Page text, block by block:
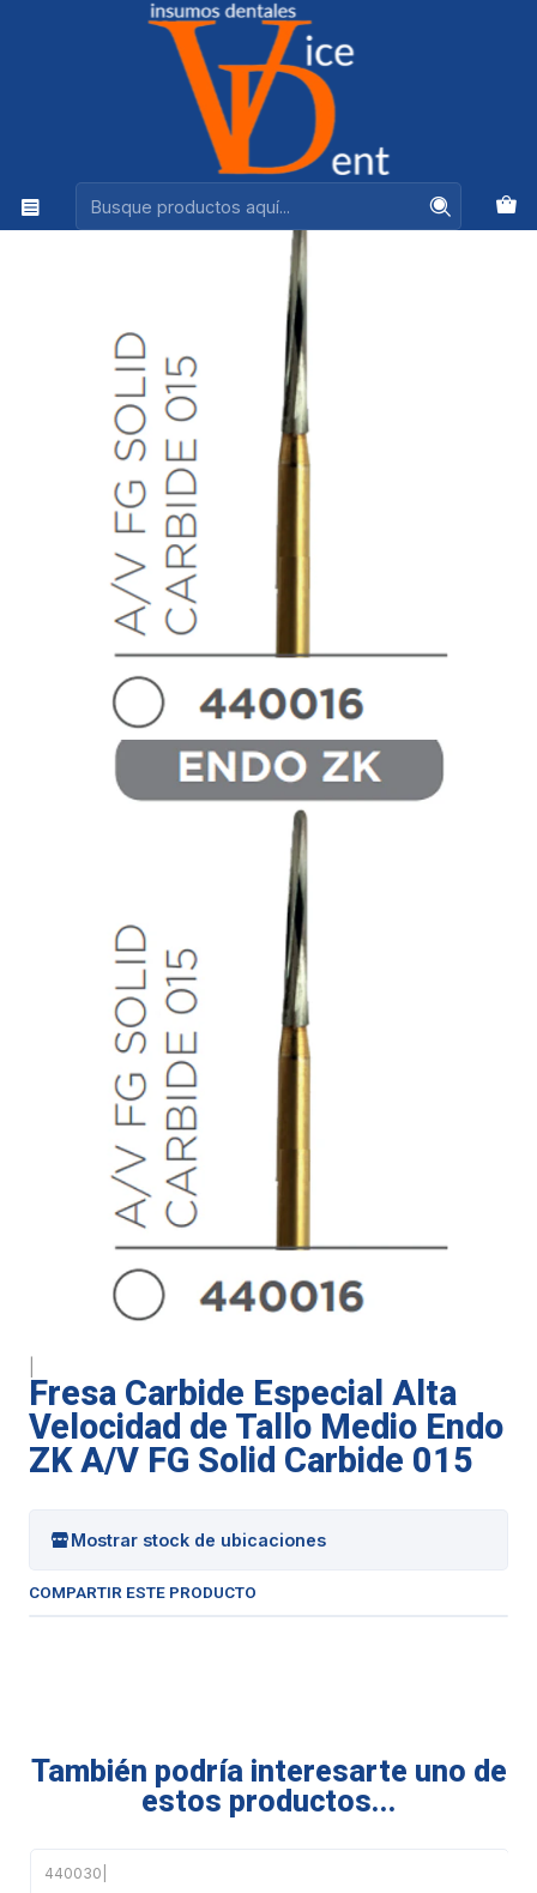
Ventas +56944575313
Fresa Carbide Especial Alta Velocidad de Tallo Medio
Endo ZK A/V FG Solid Carbide 015
Fresa Carbide Especial Alta
Velocidad de Tallo Medio Endo
ZK A/V FG Solid Carbide 015
Mostrar stock de ubicaciones
COMPARTIR ESTE PRODUCTO
También podría interesarte uno de
estos productos...
440030